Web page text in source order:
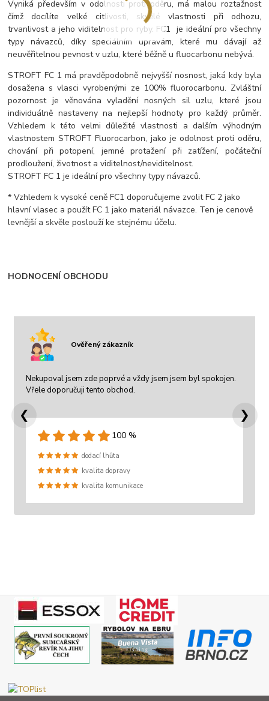
Vyniká především v odolnosti proti oděru, má malou roztažnost
čímž docílíte velké citlivosti, skvělé vlastnosti při odhozu,
trvanlivost a jeho viditelnost pro ryby. FC1 je ideální pro všechny
typy návazců, díky speciálním upravám, které mu dávají až
neuvěřitelnou pevnost v uzlu, které běžně u fluocarbonu nebývá.
STROFT FC 1 má pravděpodobně nejvyšší nosnost, jaká kdy byla
dosažena s vlasci vyrobenými ze 100% fluorocarbonu. Zvláštní
pozornost je věnována vyladění nosných sil uzlu, které jsou
individuálně nastaveny na nejlepší hodnoty pro každý průměr.
Vzhledem k této velmi důležité vlastnosti a dalším výhodným
vlastnostem STROFT Fluorocarbon, jako je odolnost proti oděru,
chování při potopení, jemné protažení při zatížení, počáteční
prodloužení, životnost a viditelnost/neviditelnost.
STROFT FC 1 je ideální pro všechny typy návazců.
* Vzhledem k vysoké ceně FC1 doporučujeme zvolit FC 2 jako
hlavní vlasec a použít FC 1 jako materiál návazce. Ten je cenově
levnější a skvěle poslouží ke stejnému účelu.
HODNOCENÍ OBCHODU
Ověřený zákazník
Nekupoval jsem zde poprvé a vždy jsem jsem byl spokojen.
Vřele doporučuji tento obchod.
100 %
dodací lhůta
kvalita dopravy
kvalita komunikace
❮ ❯